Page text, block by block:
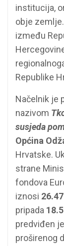
institucija,
obje
između
Republike
Načelnik je
nazivom
susjeda
Općina
Hrvatske.
strane
fondova
iznosi
pripada
predviđen
proširenog